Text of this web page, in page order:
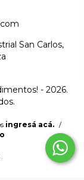
San Carlos,
- 2026.
ingresá acá. /